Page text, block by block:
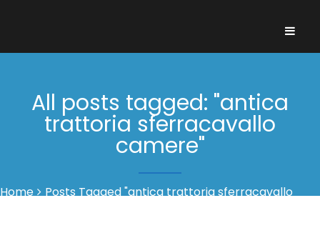
All posts tagged: "antica
trattoria sferracavallo
camere"
Home
Posts Tagged "antica trattoria sferracavallo